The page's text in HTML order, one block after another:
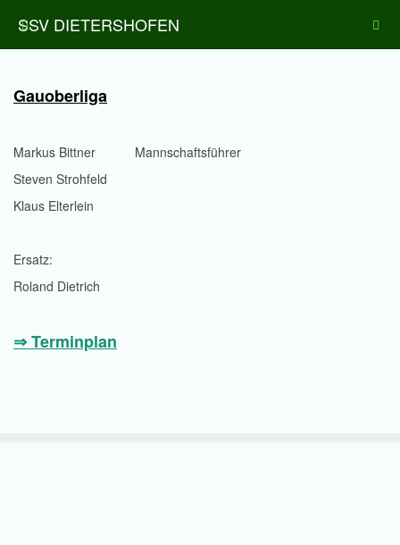
SSV DIETERSHOFEN
Gauoberliga
Markus Bittner Mannschaftsführer
Steven Strohfeld
Klaus Elterlein
Ersatz:
Roland Dietrich
⇒ Terminplan